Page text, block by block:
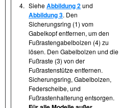
4. SieheAbbildung 2und
Abbildung 3. Den
Sicherungsring (1) vom
Gabelkopf entfernen, um den
Fußrastengabelbolzen (4) zu
lösen. Den Gabelbolzen und die
Fußraste (3) von der
Fußrastenstütze entfernen.
Sicherungsring, Gabelbolzen,
Federscheibe, und
Fußrastenhalterung entsorgen.